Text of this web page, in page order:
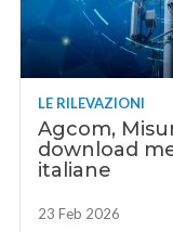
LE RILEVAZIONI
Agcom,
download
italiane
23 Feb 2026